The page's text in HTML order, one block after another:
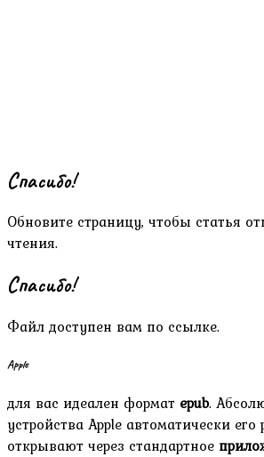
Спасибо!
Обновите страницу, чтобы статья
чтения.
Спасибо!
Файл доступен вам по ссылке.
Apple
для вас идеален формат epub.
устройства Apple автоматически
открывают через стандартное